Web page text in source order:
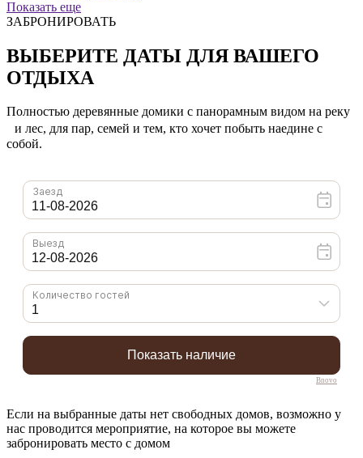
Показать еще
ЗАБРОНИРОВАТЬ
ВЫБЕРИТЕ ДАТЫ ДЛЯ ВАШЕГО
ОТДЫХА
Полностью деревянные домики с панорамным видом на реку
и лес, для пар, семей и тем, кто хочет побыть наедине с
собой.
Bnovo
Если на выбранные даты нет свободных домов, возможно у
нас проводится мероприятие, на которое вы можете
забронировать место с домом